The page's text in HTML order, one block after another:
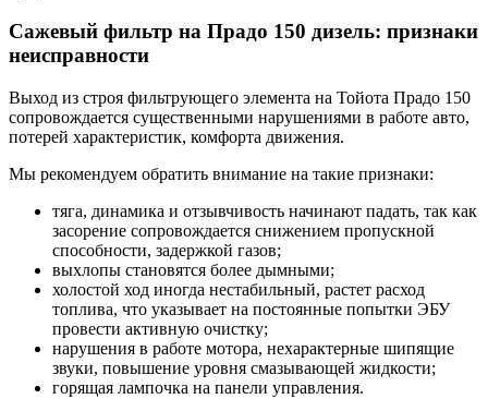
Сажевый фильтр на Прадо 150 дизель: признаки
неисправности
Выход из строя фильтрующего элемента на Тойота Прадо 150
сопровождается существенными нарушениями в работе авто,
потерей характеристик, комфорта движения.
Мы рекомендуем обратить внимание на такие признаки:
тяга, динамика и отзывчивость начинают падать, так как
засорение сопровождается снижением пропускной
способности, задержкой газов;
выхлопы становятся более дымными;
холостой ход иногда нестабильный, растет расход
топлива, что указывает на постоянные попытки ЭБУ
провести активную очистку;
нарушения в работе мотора, нехарактерные шипящие
звуки, повышение уровня смазывающей жидкости;
горящая лампочка на панели управления.